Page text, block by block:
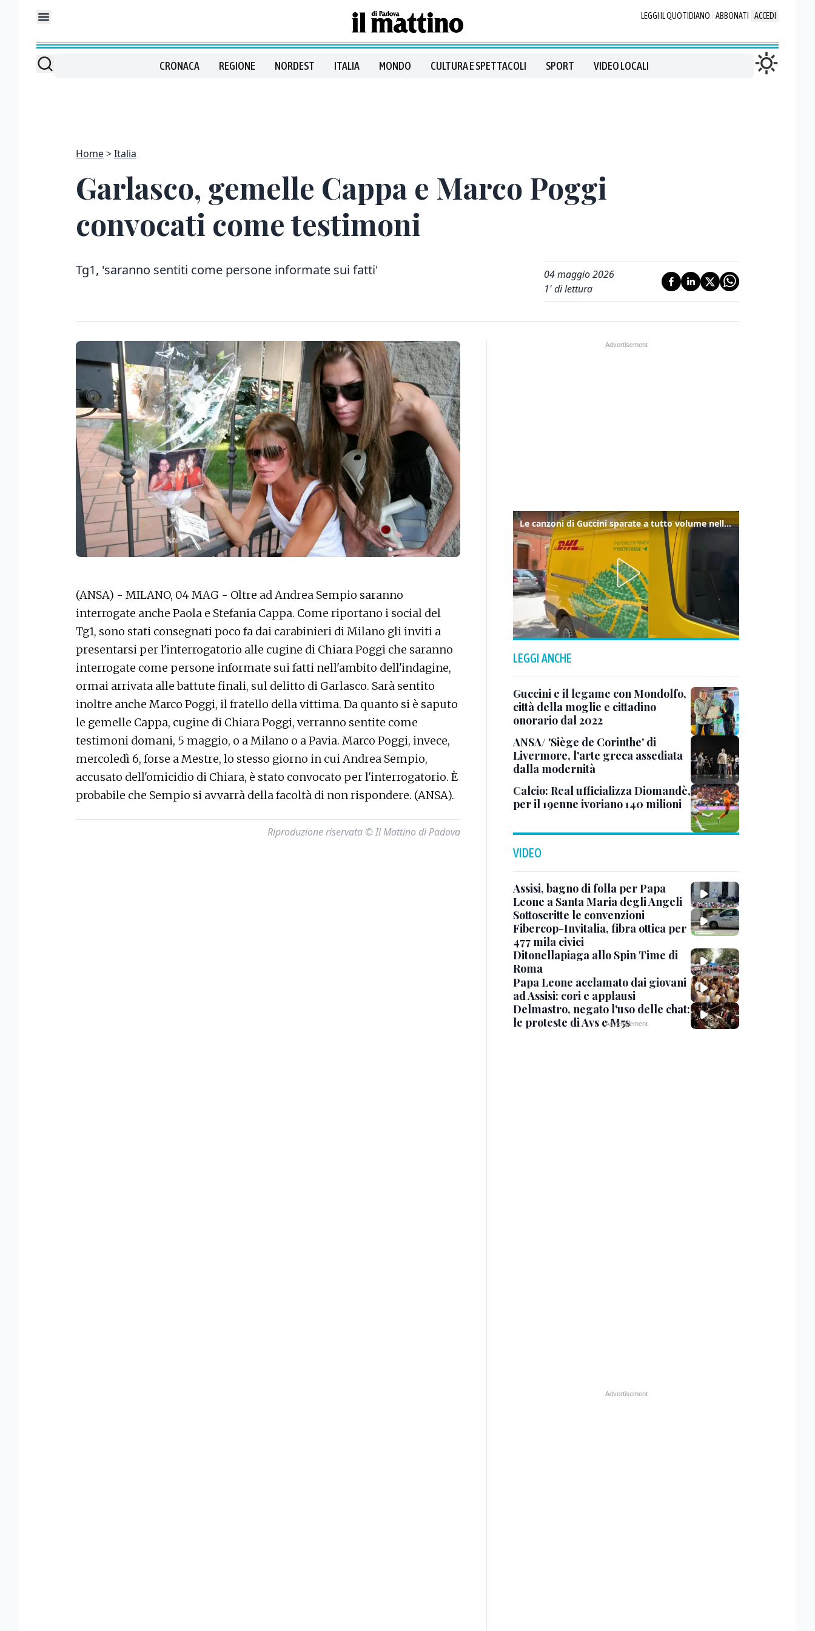
LEGGI IL QUOTIDIANO ABBONATI ACCEDI
CRONACA REGIONE NORDEST ITALIA MONDO CULTURA E SPETTACOLI SPORT VIDEO LOCALI
Home Italia
Garlasco, gemelle Cappa e Marco Poggi
convocati come testimoni
Tg1, 'saranno sentiti come persone informate sui fatti'
04 maggio 2026
1' di lettura
(ANSA) - MILANO, 04 MAG - Oltre ad Andrea Sempio saranno
interrogate anche Paola e Stefania Cappa. Come riportano i social del
Tg1, sono stati consegnati poco fa dai carabinieri di Milano gli inviti a
presentarsi per l'interrogatorio alle cugine di Chiara Poggi che saranno
interrogate come persone informate sui fatti nell'ambito dell'indagine,
ormai arrivata alle battute finali, sul delitto di Garlasco. Sarà sentito
inoltre anche Marco Poggi, il fratello della vittima. Da quanto si è saputo
le gemelle Cappa, cugine di Chiara Poggi, verranno sentite come
testimoni domani, 5 maggio, o a Milano o a Pavia. Marco Poggi, invece,
mercoledì 6, forse a Mestre, lo stesso giorno in cui Andrea Sempio,
accusato dell'omicidio di Chiara, è stato convocato per l'interrogatorio. È
probabile che Sempio si avvarrà della facoltà di non rispondere. (ANSA).
Riproduzione riservata © Il Mattino di Padova
Le canzoni di Guccini sparate a tutto volume nella strada dove abitava
LEGGI ANCHE
Guccini e il legame con Mondolfo,
città della moglie e cittadino
onorario dal 2022
ANSA/ 'Siège de Corinthe' di
Livermore, l'arte greca assediata
dalla modernità
Calcio: Real ufficializza Diomandè,
per il 19enne ivoriano 140 milioni
VIDEO
Assisi, bagno di folla per Papa
Leone a Santa Maria degli Angeli
Sottoscritte le convenzioni
Fibercop-Invitalia, fibra ottica per
477 mila civici
Ditonellapiaga allo Spin Time di
Roma
Papa Leone acclamato dai giovani
ad Assisi: cori e applausi
Delmastro, negato l'uso delle chat:
le proteste di Avs e M5s